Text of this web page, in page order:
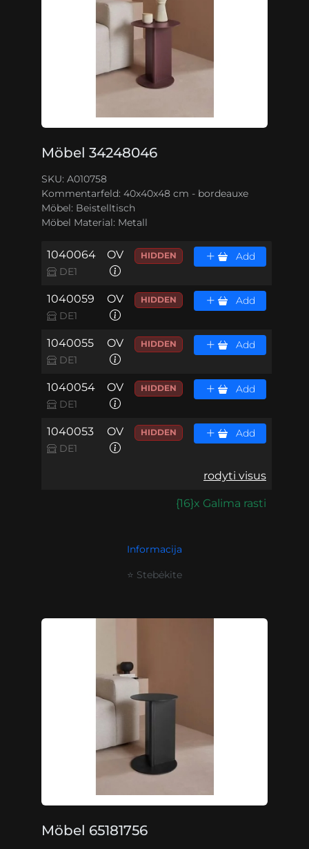
Möbel 34248046
SKU: A010758
Kommentarfeld: 40x40x48 cm - bordeauxe
Möbel: Beistelltisch
Möbel Material: Metall
1040064
DE1
OV HIDDEN Add
1040059
DE1
OV HIDDEN Add
1040055
DE1
OV HIDDEN Add
1040054
DE1
OV HIDDEN Add
1040053
DE1
OV HIDDEN Add
rodyti visus
{16}x Galima rasti
Informacija
⭐ Stebėkite
Möbel 65181756